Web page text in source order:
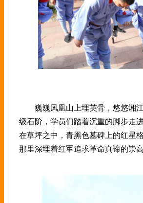
巍巍凤凰山上埋英骨，悠悠湘江
级石阶，学员们踏着沉重的脚步走
在草坪之中，青黑色墓碑上的红星
那里深埋着红军追求革命真谛的崇高